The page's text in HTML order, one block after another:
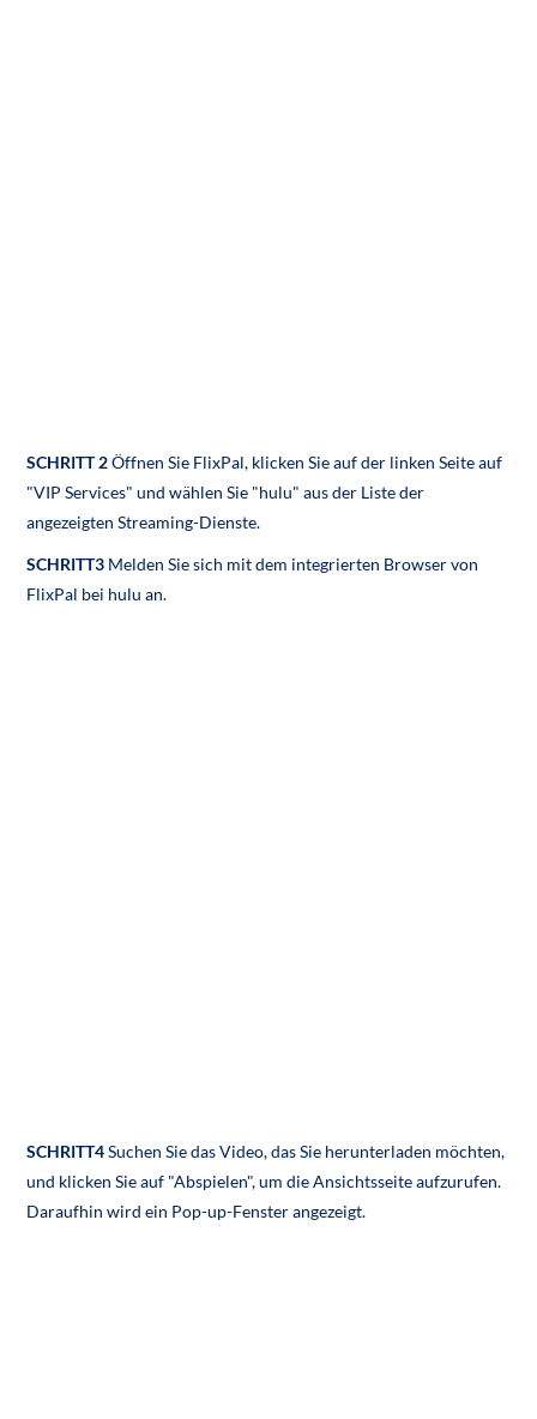
SCHRITT 2Öffnen Sie FlixPal, klicken Sie auf der linken Seite auf
"VIP Services" und wählen Sie "hulu" aus der Liste der
angezeigten Streaming-Dienste.
SCHRITT3 Melden Sie sich mit dem integrierten Browser von
FlixPal bei hulu an.
SCHRITT4Suchen Sie das Video, das Sie herunterladen möchten,
und klicken Sie auf "Abspielen", um die Ansichtsseite aufzurufen.
Daraufhin wird ein Pop-up-Fenster angezeigt.